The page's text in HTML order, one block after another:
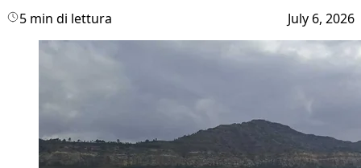
5 min di lettura July 6, 2026